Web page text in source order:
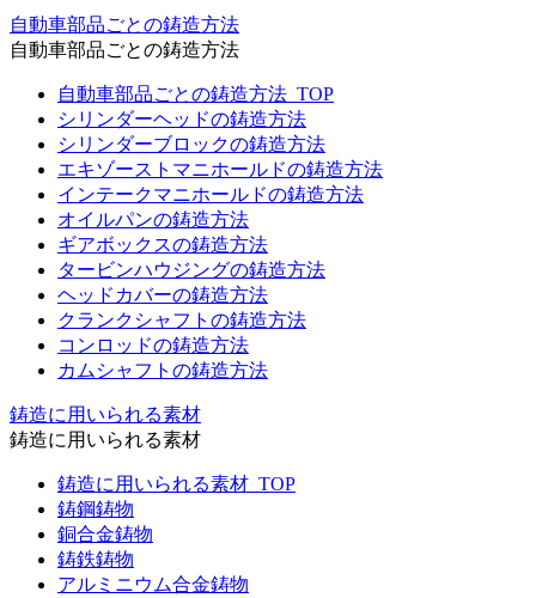
自動車部品ごとの鋳造方法
自動車部品ごとの鋳造方法
自動車部品ごとの鋳造方法_TOP
シリンダーヘッドの鋳造方法
シリンダーブロックの鋳造方法
エキゾーストマニホールドの鋳造方法
インテークマニホールドの鋳造方法
オイルパンの鋳造方法
ギアボックスの鋳造方法
タービンハウジングの鋳造方法
ヘッドカバーの鋳造方法
クランクシャフトの鋳造方法
コンロッドの鋳造方法
カムシャフトの鋳造方法
鋳造に用いられる素材
鋳造に用いられる素材
鋳造に用いられる素材_TOP
鋳鋼鋳物
銅合金鋳物
鋳鉄鋳物
アルミニウム合金鋳物